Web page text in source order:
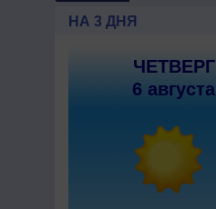
НА 3 ДНЯ
ЧЕТВЕРГ
6 августа